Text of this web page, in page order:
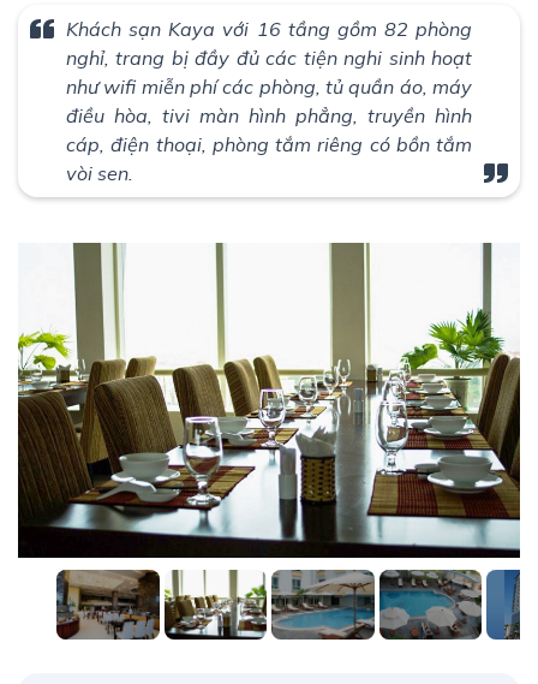
Khách sạn Kaya với 16 tầng gồm 82 phòng
nghỉ, trang bị đầy đủ các tiện nghi sinh hoạt
như wifi miễn phí các phòng, tủ quần áo, máy
điều hòa, tivi màn hình phẳng, truyền hình
cáp, điện thoại, phòng tắm riêng có bồn tắm
vòi sen.